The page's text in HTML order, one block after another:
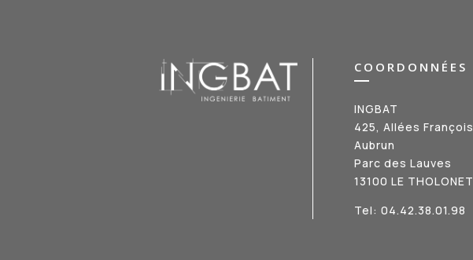
COORDONNÉES
INGBAT
425, Allées François
Aubrun
Parc des Lauves
13100 LE THOLONET
Tel: 04.42.38.01.98